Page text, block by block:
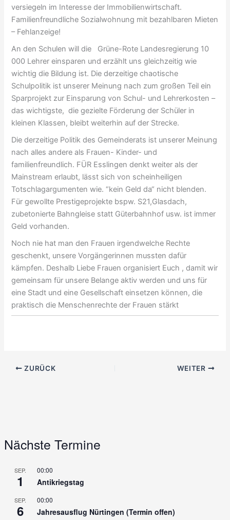
versiegeln im Interesse der Immobilienwirtschaft.
Familienfreundliche Sozialwohnung mit bezahlbaren Mieten
– Fehlanzeige!
An den Schulen will die Grüne-Rote Landesregierung 10
000 Lehrer einsparen und erzählt uns gleichzeitig wie
wichtig die Bildung ist. Die derzeitige chaotische
Schulpolitik ist unserer Meinung nach zum großen Teil ein
Sparprojekt zur Einsparung von Schul- und Lehrerkosten –
das wichtigste, die gezielte Förderung der Schüler in
kleinen Klassen, bleibt weiterhin auf der Strecke.
Die derzeitige Politik des Gemeinderats ist unserer Meinung
nach alles andere als Frauen- Kinder- und
familienfreundlich. FÜR Esslingen denkt weiter als der
Mainstream erlaubt, lässt sich von scheinheiligen
Totschlagargumenten wie. “kein Geld da“ nicht blenden.
Für gewollte Prestigeprojekte bspw. S21,Glasdach,
zubetonierte Bahngleise statt Güterbahnhof usw. ist immer
Geld vorhanden.
Noch nie hat man den Frauen irgendwelche Rechte
geschenkt, unsere Vorgängerinnen mussten dafür
kämpfen. Deshalb Liebe Frauen organisiert Euch , damit wir
gemeinsam für unsere Belange aktiv werden und uns für
eine Stadt und eine Gesellschaft einsetzen können, die
praktisch die Menschenrechte der Frauen stärkt
ZURÜCK WEITER
Nächste Termine
SEP.
1
00:00
Antikriegstag
SEP.
6
00:00
Jahresausflug Nürtingen (Termin offen)